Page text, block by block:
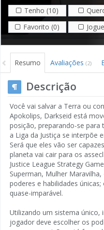
Tenho (10)
Favorito (0)
Resumo Avaliações (2)
Descrição
Você vai salvar a Terra ou
Apokolips, Darkseid está
posição, preparando-se
a Liga da Justiça se interpõe
Será que eles vão ser
planeta vai cair para os
Justice League Strategy
Superman, Mulher
poderes e habilidades
quase-imparável.
Utilizando um sistema único,
jogador deve escolher os